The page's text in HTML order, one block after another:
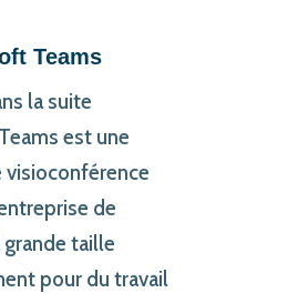
Teams
la suite
est une
de
taille
pour du travail